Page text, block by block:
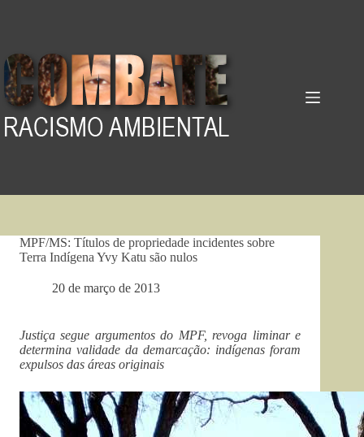
MPF/MS: Títulos de propriedade incidentes sobre
Terra Indígena Yvy Katu são nulos
20 de março de 2013
Justiça segue argumentos do MPF, revoga liminar e
determina validade da demarcação: indígenas foram
expulsos das áreas originais